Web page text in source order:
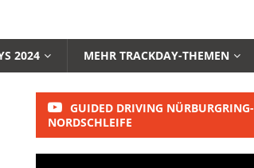
2024 MEHR TRACKDAY-THEMEN
GUIDED DRIVING NÜRBURGRING-
NORDSCHLEIFE